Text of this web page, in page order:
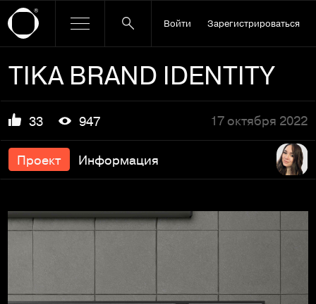
Войти Зарегистрироваться
TIKA BRAND IDENTITY
33 947 17 октября 2022
Проект Информация